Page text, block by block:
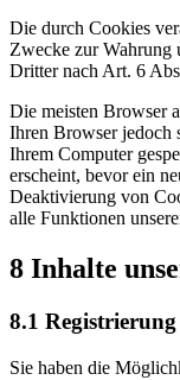
Die durch Cookies
Zwecke zur Wahrung
Dritter nach Art. 6
Die meisten Browser
Ihren Browser jedoch
Ihrem Computer
erscheint, bevor ein
Deaktivierung von
alle Funktionen
8 Inhalte
8.1
Sie haben die